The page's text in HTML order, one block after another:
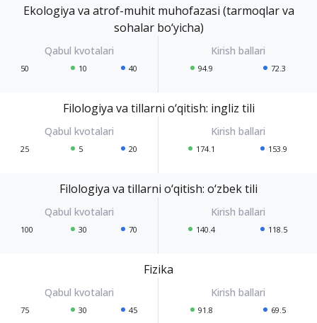
Ekologiya va atrof-muhit muhofazasi (tarmoqlar va
sohalar bo‘yicha)
50 10 40 94.9 72.3
Filologiya va tillarni o‘qitish: ingliz tili
25 5 20 174.1 153.9
Filologiya va tillarni o‘qitish: o‘zbek tili
100 30 70 140.4 118.5
Fizika
75 30 45 91.8 69.5